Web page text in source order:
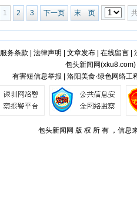
1 2 3 下一页 末 页
服务条款 法律声明 文章发布| 在线留言|
包头新闻网(xku8.com)
有害短信息举报 | 洛阳美食·绿色网络
包头新闻网 版 权 所 有 ，信息